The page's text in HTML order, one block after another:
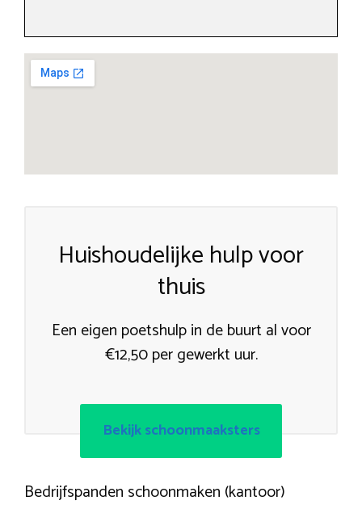
Huishoudelijke hulp voor
thuis
Een eigen poetshulp in de buurt al voor
€12,50 per gewerkt uur.
Bekijk schoonmaaksters
Bedrijfspanden schoonmaken (kantoor)